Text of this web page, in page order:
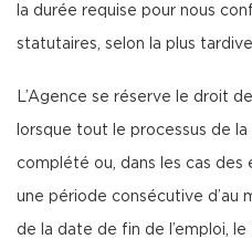
la durée requise pour nous
statutaires, selon la plus
L’Agence se réserve le droit
lorsque tout le processus de
complété ou, dans les cas des
une période consécutive d’au
de la date de fin de l’emploi,